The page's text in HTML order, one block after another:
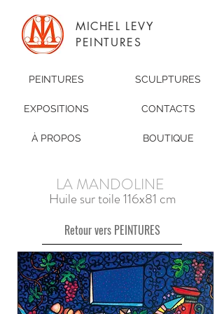
MICHEL LEVY
PEINTURES
PEINTURES SCULPTURES
EXPOSITIONS CONTACTS
À PROPOS BOUTIQUE
LA MANDOLINE
Huile sur toile 116x81 cm
Retour vers PEINTURES